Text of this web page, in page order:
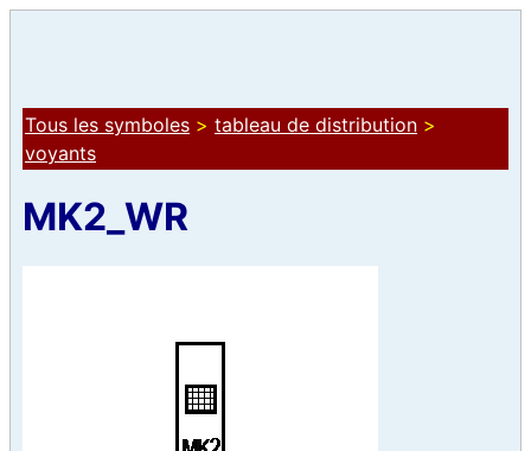
Tous les symboles > tableau de distribution >
voyants
MK2_WR